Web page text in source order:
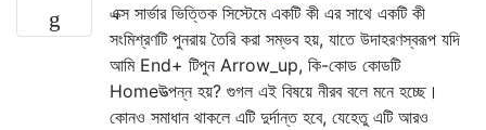
এক্স সার্ভার ভিত্তিক সিস্টেমে একটি কী এর সাথে একটি কী
সংমিশ্রণটি পুনরায় তৈরি করা সম্ভব হয়, যাতে উদাহরণস্বরূপ যদি
আমি End+ টিপুন Arrow_up, কি-কোড কোডটি
Homeউত্পন্ন হয়? গুগল এই বিষয়ে নীরব বলে মনে হচ্ছে।
কোনও সমাধান থাকলে এটি দুর্দান্ত হবে, যেহেতু এটি আরও